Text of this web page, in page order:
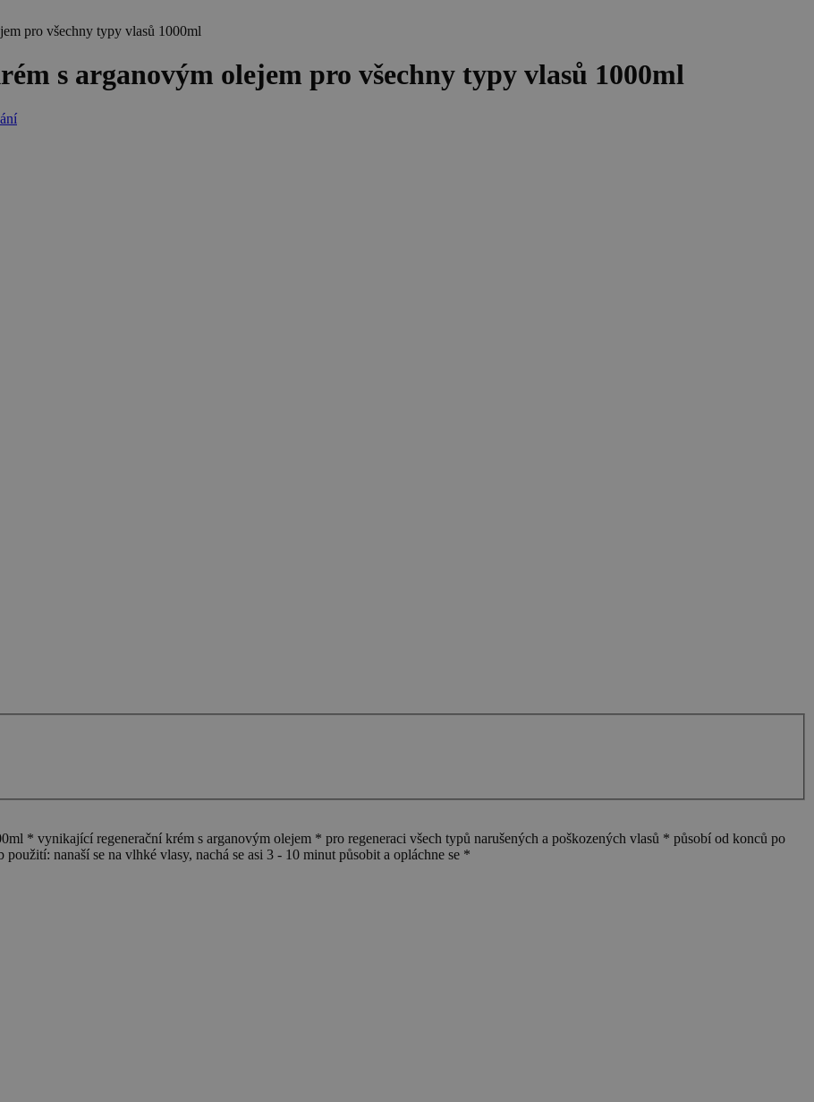
pro všechny typy vlasů 1000ml
s arganovým olejem pro všechny typy vlasů 1000ml
regenerační krém s arganovým olejem * pro regeneraci všech typů narušených a poškozených vlasů * působí od konců po
nanaší se na vlhké vlasy, nachá se asi 3 - 10 minut působit a opláchne se *